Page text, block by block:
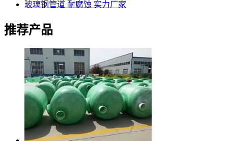
玻璃钢管道 耐腐蚀 实力厂家
推荐产品